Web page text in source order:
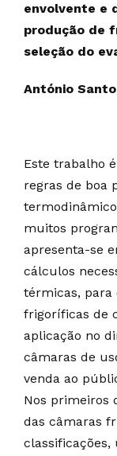
envolvente e
produção de
seleção do
António
Este trabalho
regras de boa
muitos
apresenta-se
cálculos
térmicas, para
frigoríficas de
aplicação no
câmaras de
venda ao
Nos primeiros
das câmaras